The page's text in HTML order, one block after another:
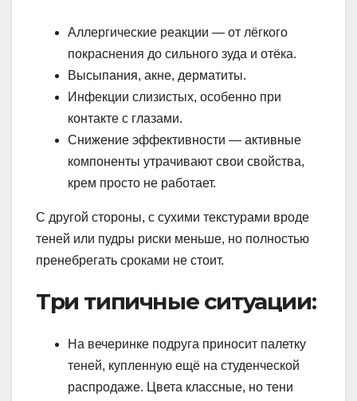
Аллергические реакции — от лёгкого
покраснения до сильного зуда и отёка.
Высыпания, акне, дерматиты.
Инфекции слизистых, особенно при
контакте с глазами.
Снижение эффективности — активные
компоненты утрачивают свои свойства,
крем просто не работает.
С другой стороны, с сухими текстурами вроде
теней или пудры риски меньше, но полностью
пренебрегать сроками не стоит.
Три типичные ситуации:
На вечеринке подруга приносит палетку
теней, купленную ещё на студенческой
распродаже. Цвета классные, но тени